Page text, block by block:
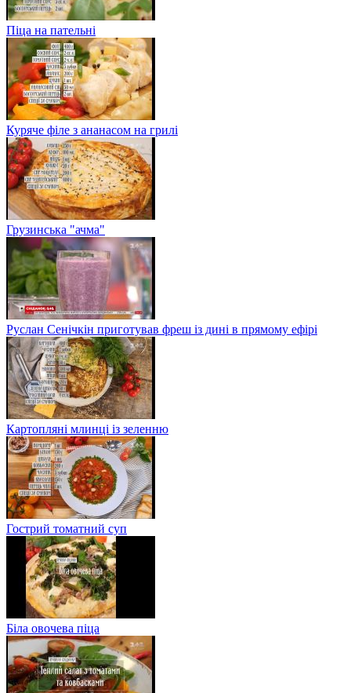
Піца на пательні
Куряче філе з ананасом на грилі
Грузинська "ачма"
Руслан Сенічкін приготував фреш із дині в прямому ефірі
Картопляні млинці із зеленню
Гострий томатний суп
Біла овочева піца